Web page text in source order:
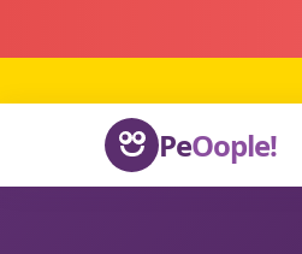
PeOople!